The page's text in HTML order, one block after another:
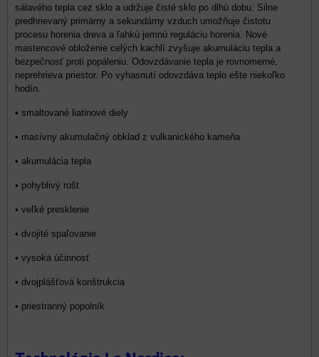
sálavého tepla cez sklo a udržuje čisté sklo po dlhú dobu. Silne
predhrievaný primárny a sekundárny vzduch umožňuje čistotu
procesu horenia dreva a ľahkú jemnú reguláciu horenia. Nové
mastencové obloženie celých kachlí zvyšuje akumuláciu tepla a
bezpečnosť proti popáleniu. Odovzdávanie tepla je rovnomerné,
neprehrieva priestor. Po vyhasnutí odovzdáva teplo ešte niekoľko
hodín.
• smaltované liatinové diely
• masívny akumulačný obklad z vulkanického kameňa
• akumulácia tepla
• pohyblivý rošt
• veľké presklenie
• dvojité spaľovanie
• vysoká účinnosť
• dvojplášťová konštrukcia
• priestranný popolník